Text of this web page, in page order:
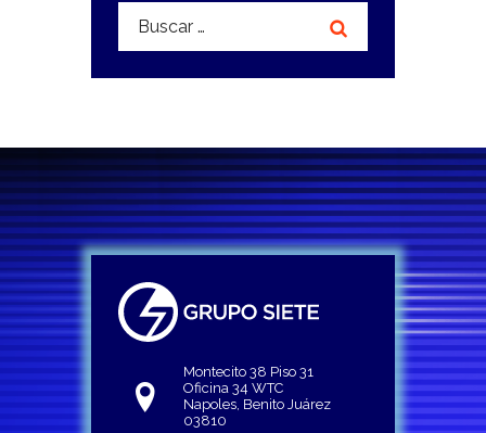
Buscar:
Montecito 38 Piso 31
Oficina 34 WTC
Napoles, Benito Juárez
03810